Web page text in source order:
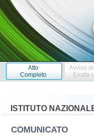
Atto
Completo
Avviso
Errata
ISTITUTO
COMUNICATO